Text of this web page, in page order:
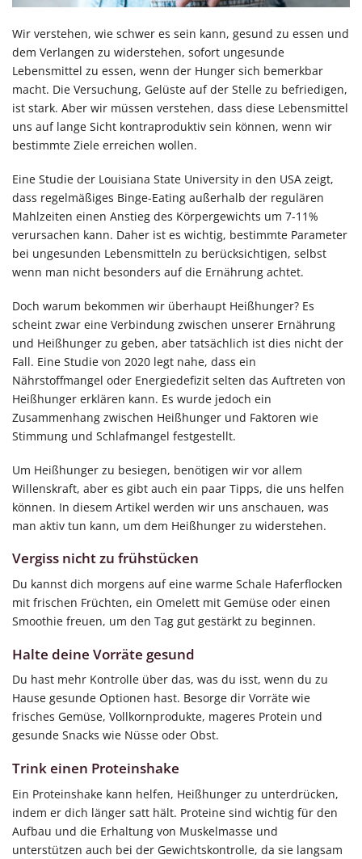
Wir verstehen, wie schwer es sein kann, gesund zu essen und
dem Verlangen zu widerstehen, sofort ungesunde
Lebensmittel zu essen, wenn der Hunger sich bemerkbar
macht. Die Versuchung, Gelüste auf der Stelle zu befriedigen,
ist stark. Aber wir müssen verstehen, dass diese Lebensmittel
uns auf lange Sicht kontraproduktiv sein können, wenn wir
bestimmte Ziele erreichen wollen.
Eine Studie der Louisiana State University in den USA zeigt,
dass regelmäßiges Binge-Eating außerhalb der regulären
Mahlzeiten einen Anstieg des Körpergewichts um 7-11%
verursachen kann. Daher ist es wichtig, bestimmte Parameter
bei ungesunden Lebensmitteln zu berücksichtigen, selbst
wenn man nicht besonders auf die Ernährung achtet.
Doch warum bekommen wir überhaupt Heißhunger? Es
scheint zwar eine Verbindung zwischen unserer Ernährung
und Heißhunger zu geben, aber tatsächlich ist dies nicht der
Fall. Eine Studie von 2020 legt nahe, dass ein
Nährstoffmangel oder Energiedefizit selten das Auftreten von
Heißhunger erklären kann. Es wurde jedoch ein
Zusammenhang zwischen Heißhunger und Faktoren wie
Stimmung und Schlafmangel festgestellt.
Um Heißhunger zu besiegen, benötigen wir vor allem
Willenskraft, aber es gibt auch ein paar Tipps, die uns helfen
können. In diesem Artikel werden wir uns anschauen, was
man aktiv tun kann, um dem Heißhunger zu widerstehen.
Vergiss nicht zu frühstücken
Du kannst dich morgens auf eine warme Schale Haferflocken
mit frischen Früchten, ein Omelett mit Gemüse oder einen
Smoothie freuen, um den Tag gut gestärkt zu beginnen.
Halte deine Vorräte gesund
Du hast mehr Kontrolle über das, was du isst, wenn du zu
Hause gesunde Optionen hast. Besorge dir Vorräte wie
frisches Gemüse, Vollkornprodukte, mageres Protein und
gesunde Snacks wie Nüsse oder Obst.
Trink einen Proteinshake
Ein Proteinshake kann helfen, Heißhunger zu unterdrücken,
indem er dich länger satt hält. Proteine ​​sind wichtig für den
Aufbau und die Erhaltung von Muskelmasse und
unterstützen auch bei der Gewichtskontrolle, da sie langsam